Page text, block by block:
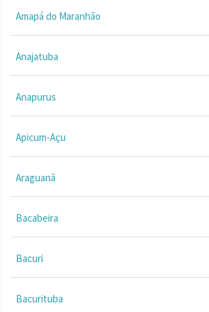
Amapá do Maranhão
Anajatuba
Anapurus
Apicum-Açu
Araguanã
Bacabeira
Bacuri
Bacurituba